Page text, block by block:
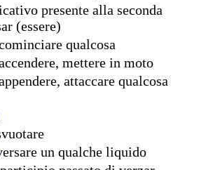
presente alla seconda
(essere)
qualcosa
mettere in moto
attaccare qualcosa
un qualche liquido